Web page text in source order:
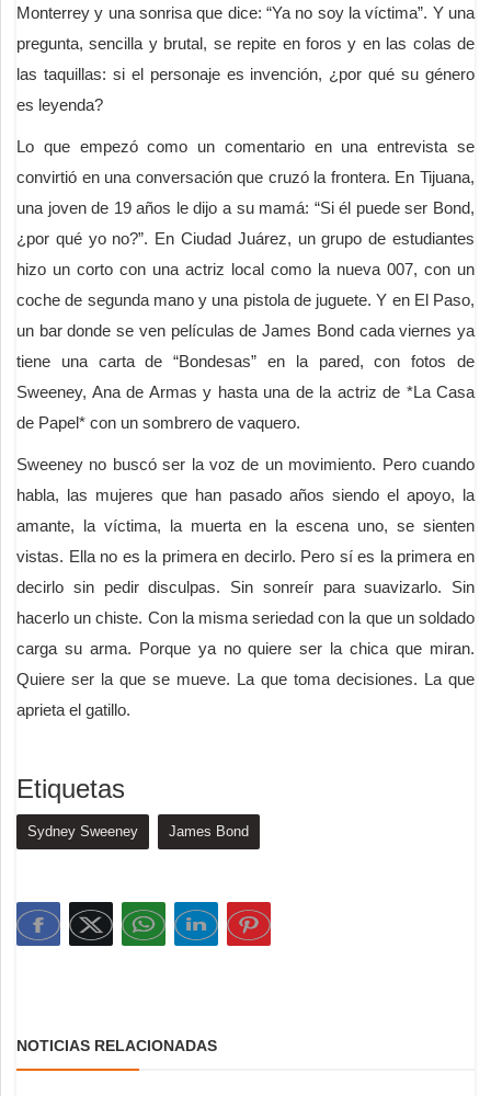
Monterrey y una sonrisa que dice: “Ya no soy la víctima”. Y una
pregunta, sencilla y brutal, se repite en foros y en las colas de
las taquillas: si el personaje es invención, ¿por qué su género
es leyenda?
Lo que empezó como un comentario en una entrevista se
convirtió en una conversación que cruzó la frontera. En Tijuana,
una joven de 19 años le dijo a su mamá: “Si él puede ser Bond,
¿por qué yo no?”. En Ciudad Juárez, un grupo de estudiantes
hizo un corto con una actriz local como la nueva 007, con un
coche de segunda mano y una pistola de juguete. Y en El Paso,
un bar donde se ven películas de James Bond cada viernes ya
tiene una carta de “Bondesas” en la pared, con fotos de
Sweeney, Ana de Armas y hasta una de la actriz de *La Casa
de Papel* con un sombrero de vaquero.
Sweeney no buscó ser la voz de un movimiento. Pero cuando
habla, las mujeres que han pasado años siendo el apoyo, la
amante, la víctima, la muerta en la escena uno, se sienten
vistas. Ella no es la primera en decirlo. Pero sí es la primera en
decirlo sin pedir disculpas. Sin sonreír para suavizarlo. Sin
hacerlo un chiste. Con la misma seriedad con la que un soldado
carga su arma. Porque ya no quiere ser la chica que miran.
Quiere ser la que se mueve. La que toma decisiones. La que
aprieta el gatillo.
Etiquetas
Sydney Sweeney James Bond
NOTICIAS RELACIONADAS